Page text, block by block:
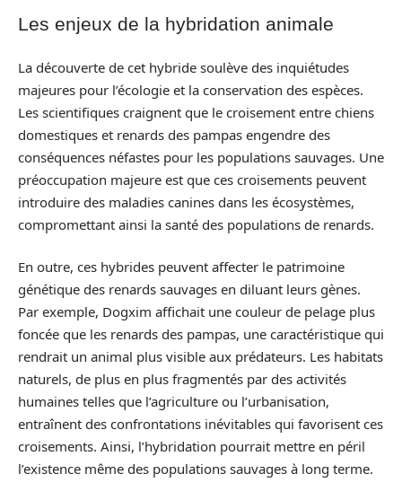
Les enjeux de la hybridation animale
La découverte de cet hybride soulève des inquiétudes
majeures pour l’écologie et la conservation des espèces.
Les scientifiques craignent que le croisement entre chiens
domestiques et renards des pampas engendre des
conséquences néfastes pour les populations sauvages. Une
préoccupation majeure est que ces croisements peuvent
introduire des maladies canines dans les écosystèmes,
compromettant ainsi la santé des populations de renards.
En outre, ces hybrides peuvent affecter le patrimoine
génétique des renards sauvages en diluant leurs gènes.
Par exemple, Dogxim affichait une couleur de pelage plus
foncée que les renards des pampas, une caractéristique qui
rendrait un animal plus visible aux prédateurs. Les habitats
naturels, de plus en plus fragmentés par des activités
humaines telles que l’agriculture ou l’urbanisation,
entraînent des confrontations inévitables qui favorisent ces
croisements. Ainsi, l’hybridation pourrait mettre en péril
l’existence même des populations sauvages à long terme.